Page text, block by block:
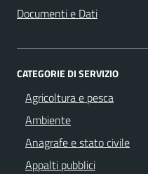
Documenti e Dati
CATEGORIE DI SERVIZIO
Agricoltura e pesca
Ambiente
Anagrafe e stato civile
Appalti pubblici